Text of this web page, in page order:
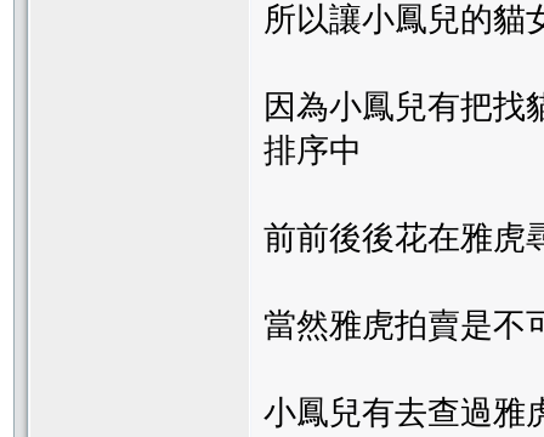
所以讓小鳳兒的貓
因為小鳳兒有把找
排序中
前前後後花在雅虎
當然雅虎拍賣是不
小鳳兒有去查過雅